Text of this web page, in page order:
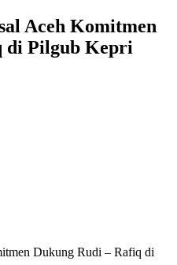
Aceh Komitmen
di Pilgub Kepri
Dukung Rudi – Rafiq di